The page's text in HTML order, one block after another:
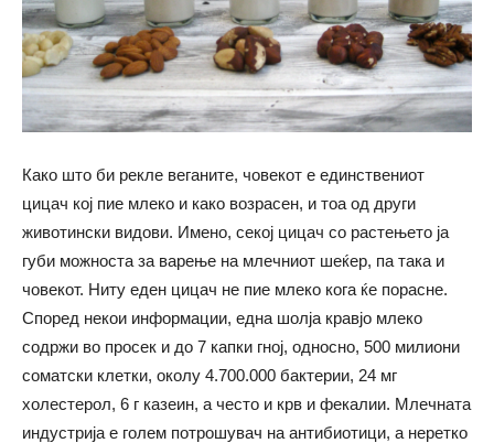
Како што би рекле веганите, човекот е единствениот
цицач кој пие млеко и како возрасен, и тоа од други
животински видови. Имено, секој цицач со растењето ја
губи можноста за варење на млечниот шеќер, па така и
човекот. Ниту еден цицач не пие млеко кога ќе порасне.
Според некои информации, една шолја кравјо млеко
содржи во просек и до 7 капки гној, односно, 500 милиони
соматски клетки, околу 4.700.000 бактерии, 24 мг
холестерол, 6 г казеин, а често и крв и фекалии. Млечната
индустрија е голем потрошувач на антибиотици, а неретко